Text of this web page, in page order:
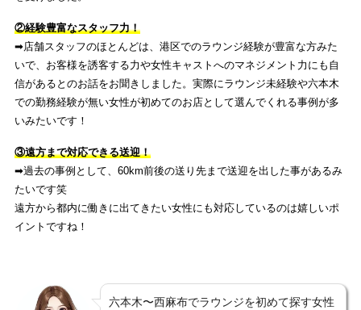
②経験豊富なスタッフ力！
➡︎店舗スタッフのほとんどは、港区でのラウンジ経験が豊富な方みた
いで、お客様を誘客する力や女性キャストへのマネジメント力にも自
信があるとのお話をお聞きしました。実際にラウンジ未経験や六本木
での勤務経験が無い女性が初めてのお店として選んでくれる事例が多
いみたいです！
③遠方まで対応できる送迎！
➡︎過去の事例として、60km前後の送り先まで送迎を出した事があるみ
たいです笑
遠方から都内に働きに出てきたい女性にも対応しているのは嬉しいポ
イントですね！
六本木〜西麻布でラウンジを初めて探す女性